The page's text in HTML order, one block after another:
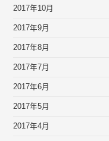
2017年10月
2017年9月
2017年8月
2017年7月
2017年6月
2017年5月
2017年4月